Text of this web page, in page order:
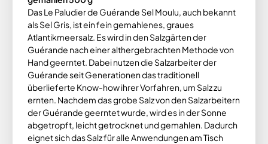
Das Le Paludier de Guérande Sel Moulu, auch bekannt
als Sel Gris, ist ein fein gemahlenes, graues
Atlantikmeersalz. Es wird in den Salzgärten der
Guérande nach einer althergebrachten Methode von
Hand geerntet. Dabei nutzen die Salzarbeiter der
Guérande seit Generationen das traditionell
überlieferte Know-how ihrer Vorfahren, um Salz zu
ernten. Nachdem das grobe Salz von den Salzarbeitern
der Guérande geerntet wurde, wird es in der Sonne
abgetropft, leicht getrocknet und gemahlen. Dadurch
eignet sich das Salz für alle Anwendungen am Tisch